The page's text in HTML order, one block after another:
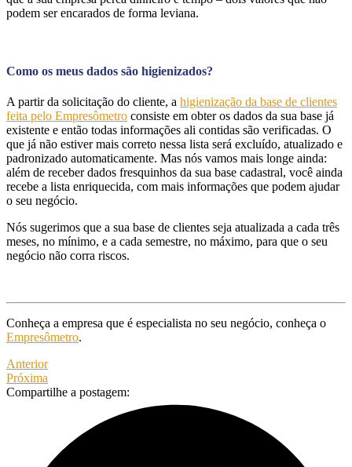
podem ser encarados de forma leviana.
Como os meus dados são higienizados?
A partir da solicitação do cliente, a higienização da base de clientes
feita pelo Empresômetro consiste em obter os dados da sua base já
existente e então todas informações ali contidas são verificadas. O
que já não estiver mais correto nessa lista será excluído, atualizado e
padronizado automaticamente. Mas nós vamos mais longe ainda:
além de receber dados fresquinhos da sua base cadastral, você ainda
recebe a lista enriquecida, com mais informações que podem ajudar
o seu negócio.
Nós sugerimos que a sua base de clientes seja atualizada a cada três
meses, no mínimo, e a cada semestre, no máximo, para que o seu
negócio não corra riscos.
Conheça a empresa que é especialista no seu negócio, conheça o
Empresômetro.
Anterior
Próxima
Compartilhe a postagem: